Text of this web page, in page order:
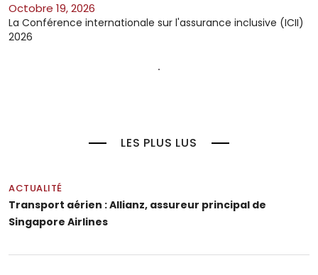
octobre 19, 2026
La Conférence internationale sur l'assurance inclusive (ICII)
2026
LES PLUS LUS
ACTUALITÉ
Transport aérien : Allianz, assureur principal de
Singapore Airlines